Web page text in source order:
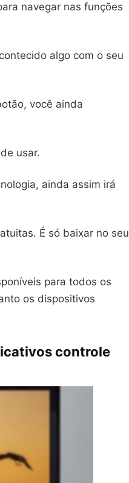
navegar nas funções
algo com o seu
você ainda
usar.
ainda assim irá
É só baixar no seu
para todos os
os dispositivos
controle